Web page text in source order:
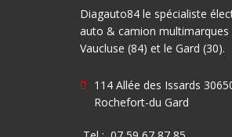
Diagauto84 le spécialiste
auto & camion multimarques
Vaucluse (84) et le Gard (30).
114 Allée des Issards
Rochefort-du Gard